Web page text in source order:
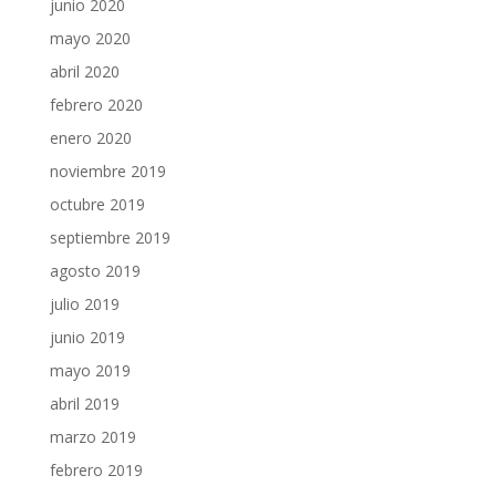
junio 2020
mayo 2020
abril 2020
febrero 2020
enero 2020
noviembre 2019
octubre 2019
septiembre 2019
agosto 2019
julio 2019
junio 2019
mayo 2019
abril 2019
marzo 2019
febrero 2019